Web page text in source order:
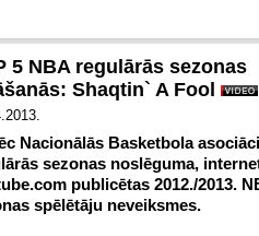
5 NBA regulārās sezonas
Shaqtin` A Fool
Nacionālās Basketbola
sezonas noslēguma,
publicētas 2012./2013.
spēlētāju neveiksmes.